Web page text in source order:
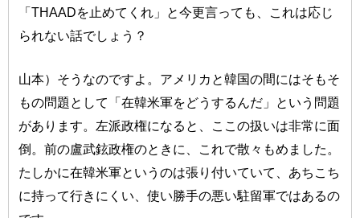
「THAADを止めてくれ」と今更言っても、これは応じ
られない話でしょう？
山本）そうなのですよ。アメリカと韓国の間にはそもそ
もの問題として「在韓米軍をどうするんだ」という問題
があります。左派政権になると、ここの扱いは非常に面
倒。前の盧武鉉政権のときに、これで散々もめました。
たしかに在韓米軍というのは張り付いていて、あちこち
に持って行きにくい、使い勝手の悪い駐留軍ではあるの